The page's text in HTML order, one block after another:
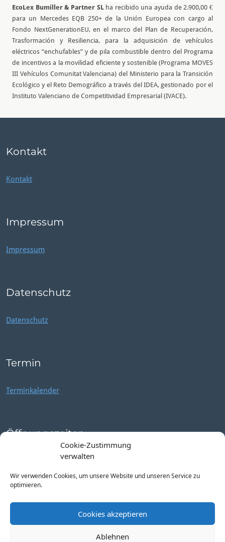
Cookie-Zustimmung
verwalten
Wir verwenden Cookies, um unsere Website und unseren Service zu
optimieren.
Cookies akzeptieren
Ablehnen
EcoLex Bumiller & Partner SLha recibido una ayuda de 2.900,00 €
para un Mercedes EQB 250+ de la Unión Europea con cargo al
Fondo NextGenerationEU, en el marco del Plan de Recuperación,
Trasformación y Resiliencia, para la adquisición de vehículos
eléctricos “enchufables” y de pila combustible dentro del Programa
de incentivos a la movilidad eficiente y sostenible (Programa MOVES
III Vehículos Comunitat Valenciana) del Ministerio para la Transición
Ecológico y el Reto Demográfico a través del IDEA, gestionado por el
Instituto Valenciano de Competitividad Empresarial (IVACE).
Kontakt
Kontakt
Impressum
Impressum
Datenschutz
Datenschutz
Termin
Terminkalender
Öffnungszeiten
Mo – Fr: 9:00 – 14:00 h